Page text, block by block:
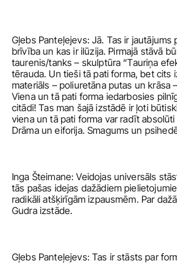
Gļebs Panteļejevs: Jā. Tas ir jautājums
brīvība un kas ir ilūzija. Pirmajā stāvā
taurenis/tanks – skulptūra “Tauriņa
tērauda. Un tieši tā pati forma, bet cits
materiāls – poliuretāna putas un krāsa
Viena un tā pati forma iedarbosies
citādi! Tas man šajā izstādē ir ļoti
viena un tā pati forma var radīt
Drāma un eiforija. Smagums un
Inga Šteimane: Veidojas universāls
tās pašas idejas dažādiem
radikāli atšķirīgām izpausmēm. Par
Gudra izstāde.
Gļebs Panteļejevs: Tas ir stāsts par